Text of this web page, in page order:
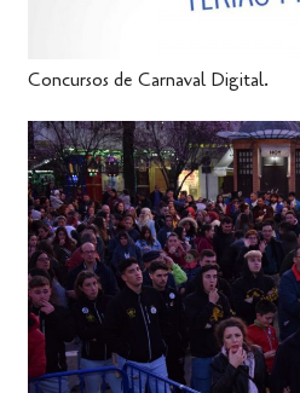
Concursos de Carnaval Digital.